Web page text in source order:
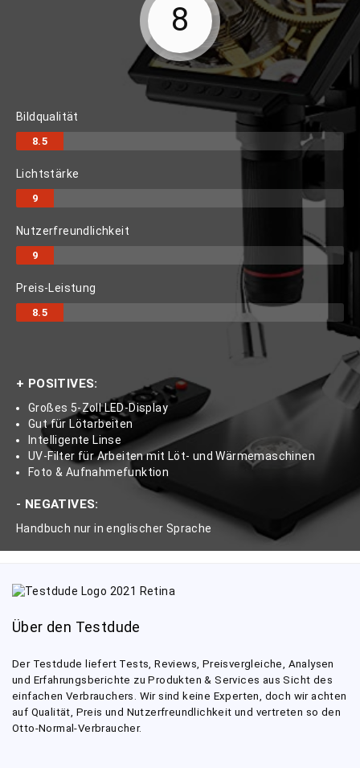
8
Bildqualität
8.5
Lichtstärke
9
Nutzerfreundlichkeit
9
Preis-Leistung
8.5
+ POSITIVES:
Großes 5-Zoll LED-Display
Gut für Lötarbeiten
Intelligente Linse
UV-Filter für Arbeiten mit Löt- und Wärmemaschinen
Foto & Aufnahmefunktion
- NEGATIVES:
Handbuch nur in englischer Sprache
Über den Testdude
Der Testdude liefert Tests, Reviews, Preisvergleiche, Analysen
und Erfahrungsberichte zu Produkten & Services aus Sicht des
einfachen Verbrauchers. Wir sind keine Experten, doch wir achten
auf Qualität, Preis und Nutzerfreundlichkeit und vertreten so den
Otto-Normal-Verbraucher.